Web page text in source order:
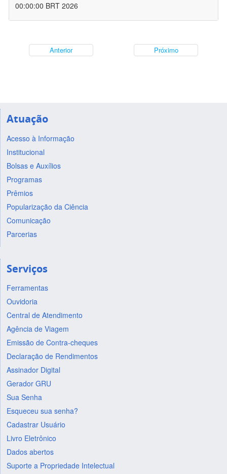
00:00:00 BRT 2026
Anterior Próximo
Atuação
Acesso à Informação
Institucional
Bolsas e Auxílios
Programas
Prêmios
Popularização da Ciência
Comunicação
Parcerias
Serviços
Ferramentas
Ouvidoria
Central de Atendimento
Agência de Viagem
Emissão de Contra-cheques
Declaração de Rendimentos
Assinador Digital
Gerador GRU
Sua Senha
Esqueceu sua senha?
Cadastrar Usuário
Livro Eletrônico
Dados abertos
Suporte a Propriedade Intelectual